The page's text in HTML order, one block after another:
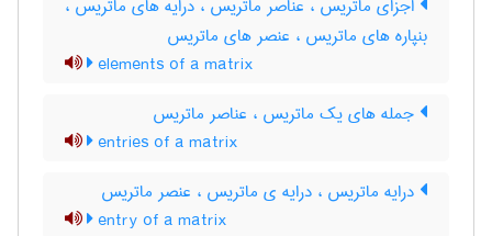
اجزای ماتریس ، عناصر ماتریس ، درایه های ماتریس ،
بنپاره های ماتریس ، عنصر های ماتریس
elements of a matrix
جمله های یک ماتریس ، عناصر ماتریس
entries of a matrix
درایه ماتریس ، درایه ی ماتریس ، عنصر ماتریس
entry of a matrix